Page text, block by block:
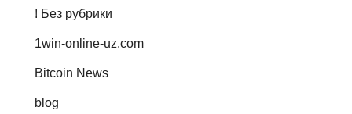
! Без рубрики
1win-online-uz.com
Bitcoin News
blog